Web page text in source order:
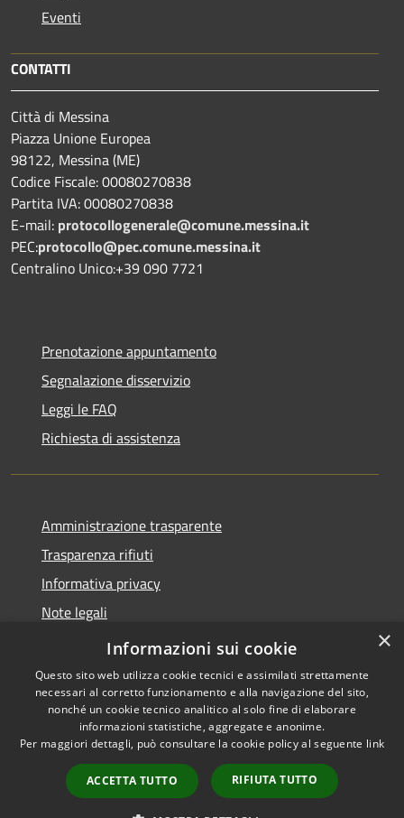
Eventi
CONTATTI
Città di Messina
Piazza Unione Europea
98122, Messina (ME)
Codice Fiscale: 00080270838
Partita IVA: 00080270838
E-mail: protocollogenerale@comune.messina.it
PEC:protocollo@pec.comune.messina.it
Centralino Unico:+39 090 7721
Prenotazione appuntamento
Segnalazione disservizio
Leggi le FAQ
Richiesta di assistenza
Amministrazione trasparente
Trasparenza rifiuti
Informativa privacy
Note legali
Dichiarazione di accessibilità
Accessibilità
Copyright © 2026 • Città di
Messina • Powered by
Municipium•
Accesso
redazione
×
Informazioni sui cookie
Questo sito web utilizza cookie tecnici e assimilati strettamente
necessari al corretto funzionamento e alla navigazione del sito,
nonché un cookie tecnico analitico al solo fine di elaborare
informazioni statistiche, aggregate e anonime.
Per maggiori dettagli, può consultare la cookie policy al seguente link
ACCETTA TUTTO RIFIUTA TUTTO